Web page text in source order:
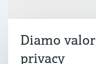
Industrie
Supporta
Diamo
privacy